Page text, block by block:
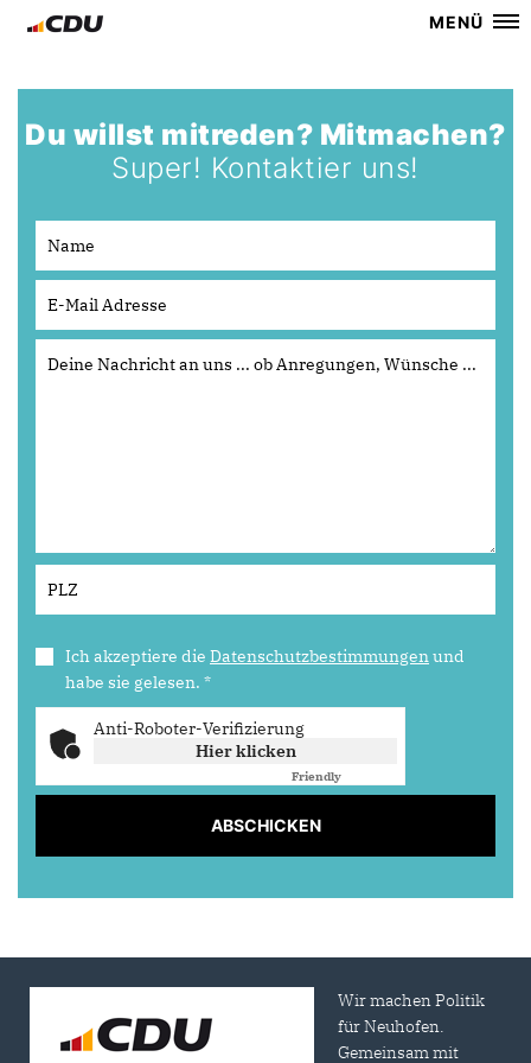
MENÜ
Du willst mitreden? Mitmachen?
Super! Kontaktier uns!
Ich akzeptiere die Datenschutzbestimmungenund
habe sie gelesen. *
Anti-Roboter-Verifizierung
Hier klicken
Friendly
ABSCHICKEN
Wir machen Politik
für Neuhofen.
Gemeinsam mit